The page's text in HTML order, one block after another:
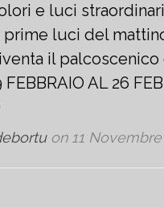
e luci
luci del
il palcoscenico
FEBBRAIO AL 26
on 11